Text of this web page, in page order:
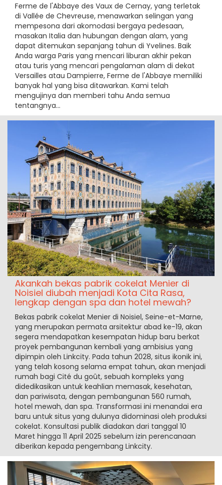
Ferme de l'Abbaye des Vaux de Cernay, yang terletak
di Vallée de Chevreuse, menawarkan selingan yang
mempesona dari akomodasi bergaya pedesaan,
masakan Italia dan hubungan dengan alam, yang
dapat ditemukan sepanjang tahun di Yvelines. Baik
Anda warga Paris yang mencari liburan akhir pekan
atau turis yang mencari pengalaman alam di dekat
Versailles atau Dampierre, Ferme de l'Abbaye memiliki
banyak hal yang bisa ditawarkan. Kami telah
mengujinya dan memberi tahu Anda semua
tentangnya...
Akankah bekas pabrik cokelat Menier di
Noisiel diubah menjadi Kota Cita Rasa,
lengkap dengan spa dan hotel mewah?
Bekas pabrik cokelat Menier di Noisiel, Seine-et-Marne,
yang merupakan permata arsitektur abad ke-19, akan
segera mendapatkan kesempatan hidup baru berkat
proyek pembangunan kembali yang ambisius yang
dipimpin oleh Linkcity. Pada tahun 2028, situs ikonik ini,
yang telah kosong selama empat tahun, akan menjadi
rumah bagi Cité du goût, sebuah kompleks yang
didedikasikan untuk keahlian memasak, kesehatan,
dan pariwisata, dengan pembangunan 560 rumah,
hotel mewah, dan spa. Transformasi ini menandai era
baru untuk situs yang dulunya didominasi oleh produksi
cokelat. Konsultasi publik diadakan dari tanggal 10
Maret hingga 11 April 2025 sebelum izin perencanaan
diberikan kepada pengembang Linkcity.